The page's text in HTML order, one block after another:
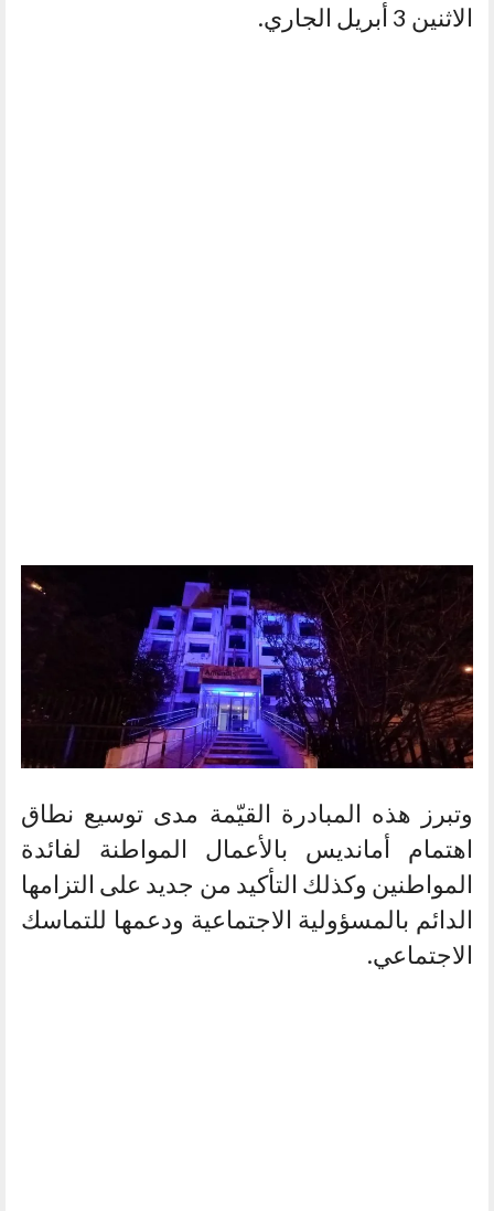
الاثنين 3 أبريل الجاري.
وتبرز هذه المبادرة القيّمة مدى توسيع نطاق
اهتمام أمانديس بالأعمال المواطنة لفائدة
المواطنين وكذلك التأكيد من جديد على التزامها
الدائم بالمسؤولية الاجتماعية ودعمها للتماسك
الاجتماعي.